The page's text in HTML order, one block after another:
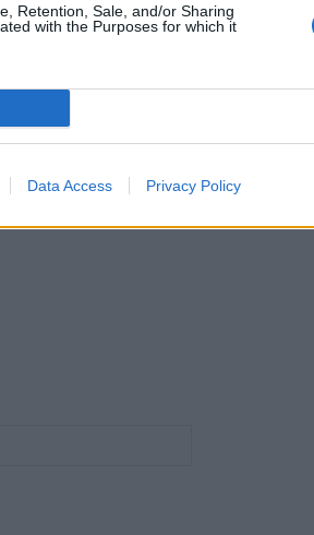
Retention, Sale, and/or Sharing
with the Purposes for which it
Data Access Privacy Policy
públicas no concelho